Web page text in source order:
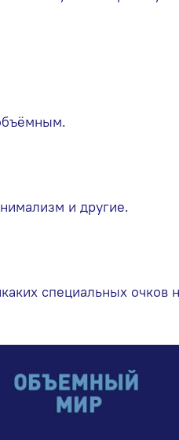
и другие.
специальных очков